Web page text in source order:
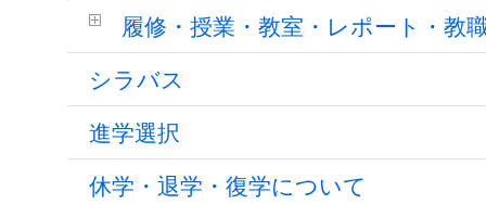
履修・授業・教室・レポート・教
シラバス
進学選択
休学・退学・復学について